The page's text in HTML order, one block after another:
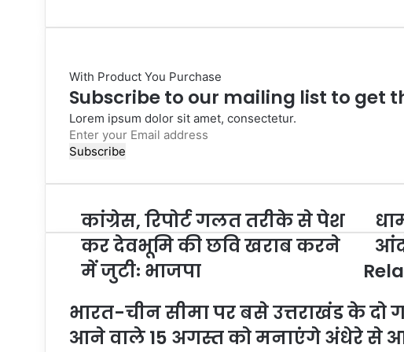
With Product You Purchase
Subscribe to our mailing list to get
Lorem ipsum dolor sit amet, consectetur.
Enter
your
address
कांग्रेस, रिपोर्ट गलत तरीके से पेश
कर देवभूमि की छवि खराब करने
में जुटीः भाजपा
भारत-चीन सीमा पर बसे उत्तराखंड के दो
आने वाले 15 अगस्त को मनाएंगे अंधेरे से